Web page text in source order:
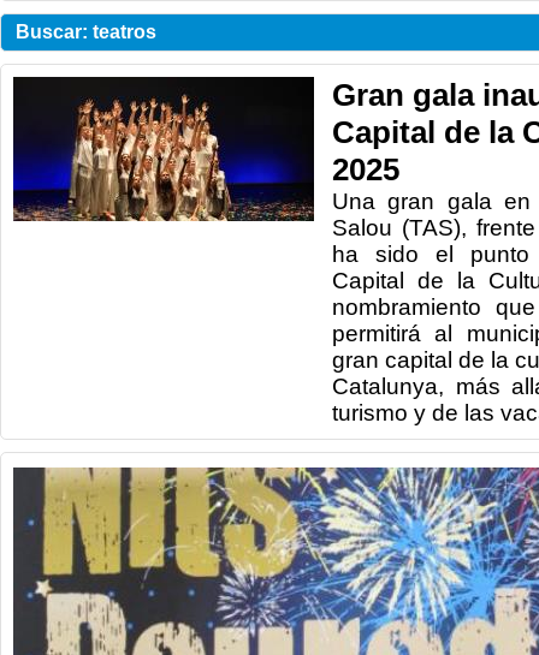
Buscar: teatros
Gran gala
Capital de la
2025
Una gran gala en
Salou (TAS),
ha sido el
Capital de la
nombramiento
permitirá al
gran capital de la
Catalunya, más
turismo y de las